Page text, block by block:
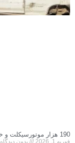
190 هزار موتورسیکلت و خودرو اسقاط شد